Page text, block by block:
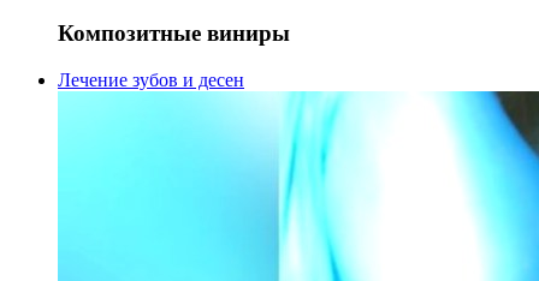
Композитные виниры
Лечение зубов и десен